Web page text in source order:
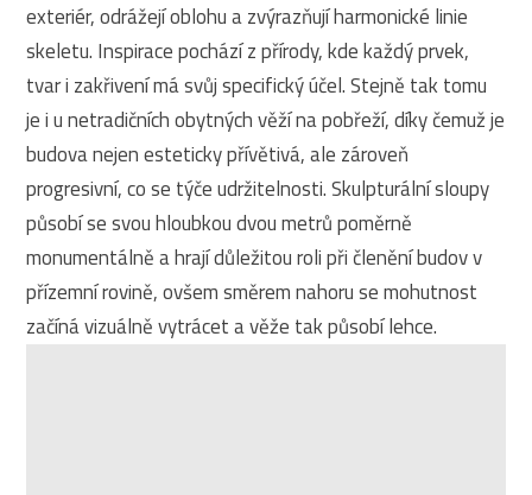
exteriér, odrážejí oblohu a zvýrazňují harmonické linie
skeletu. Inspirace pochází z přírody, kde každý prvek,
tvar i zakřivení má svůj specifický účel. Stejně tak tomu
je i u netradičních obytných věží na pobřeží, díky čemuž je
budova nejen esteticky přívětivá, ale zároveň
progresivní, co se týče udržitelnosti. Skulpturální sloupy
působí se svou hloubkou dvou metrů poměrně
monumentálně a hrají důležitou roli při členění budov v
přízemní rovině, ovšem směrem nahoru se mohutnost
začíná vizuálně vytrácet a věže tak působí lehce.